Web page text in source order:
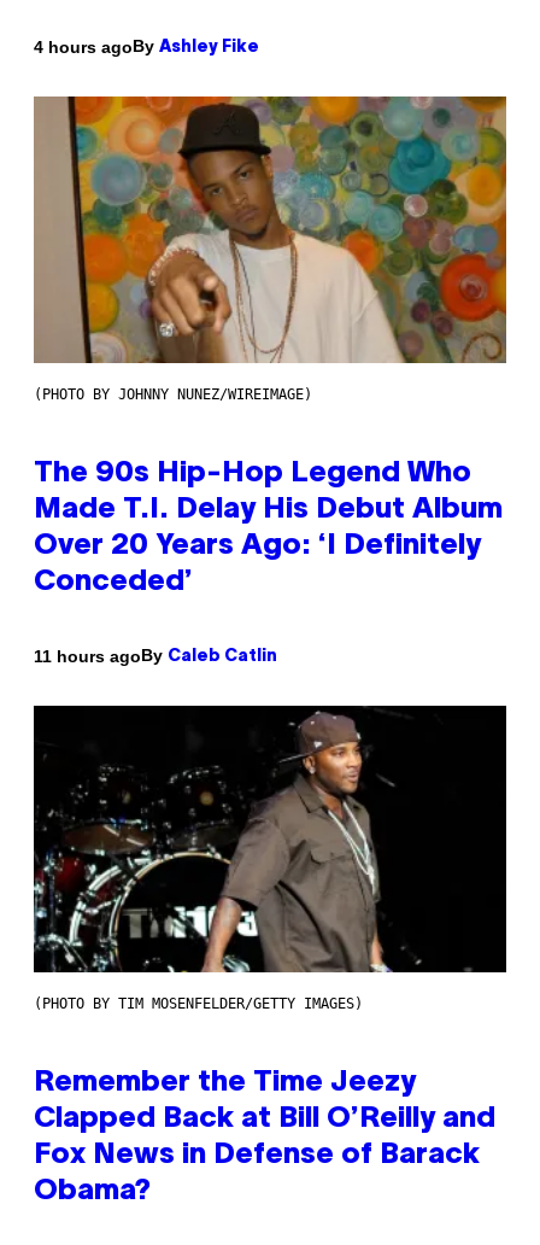
4 hours agoBy Ashley Fike
(PHOTO BY JOHNNY NUNEZ/WIREIMAGE)
The 90s Hip-Hop Legend Who
Made T.I. Delay His Debut Album
Over 20 Years Ago: ‘I Definitely
Conceded’
11 hours agoBy Caleb Catlin
(PHOTO BY TIM MOSENFELDER/GETTY IMAGES)
Remember the Time Jeezy
Clapped Back at Bill O’Reilly and
Fox News in Defense of Barack
Obama?